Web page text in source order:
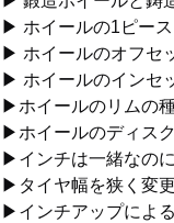
▶ ホイールの1ピー
▶ ホイールのオフセ
▶ ホイールのインセ
▶ホイールのリムの
▶ホイールのディス
▶インチは一緒なの
▶タイヤ幅を狭く変
▶インチアップによ